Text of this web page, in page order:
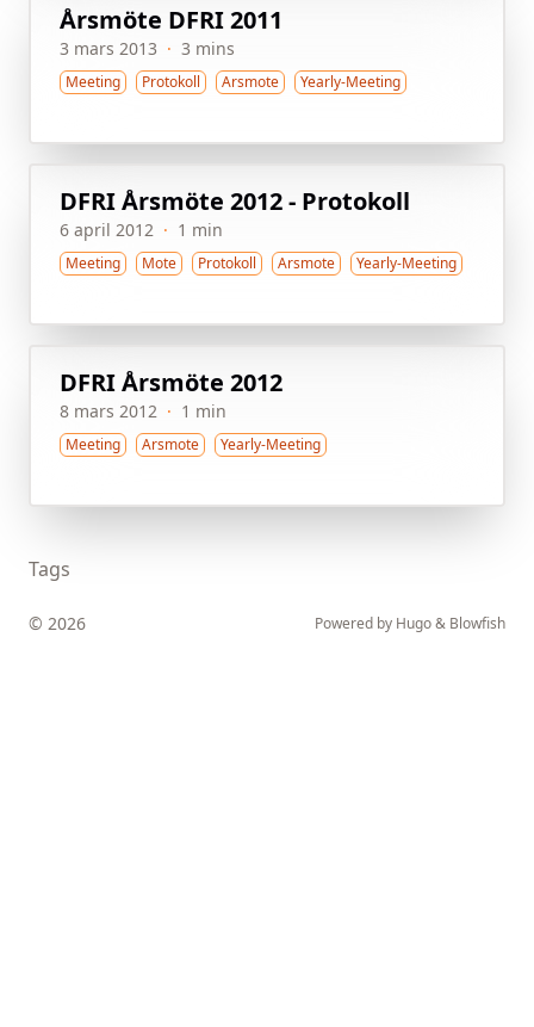
Årsmöte DFRI 2011
3 mars 2013 · 3 mins
Meeting Protokoll Arsmote Yearly-Meeting
DFRI Årsmöte 2012 - Protokoll
6 april 2012 · 1 min
Meeting Mote Protokoll Arsmote Yearly-Meeting
DFRI Årsmöte 2012
8 mars 2012 · 1 min
Meeting Arsmote Yearly-Meeting
Tags
© 2026 Powered by Hugo& Blowfish